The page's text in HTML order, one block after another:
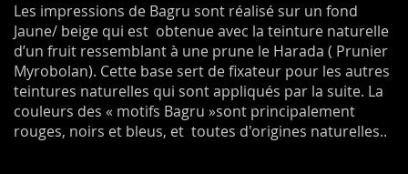
Les impressions de Bagru sont réalisé sur un fond
Jaune/ beige qui est obtenue avec la teinture naturelle
d’un fruit ressemblant à une prune le Harada ( Prunier
Myrobolan). Cette base sert de fixateur pour les autres
teintures naturelles qui sont appliqués par la suite. La
couleurs des « motifs Bagru »sont principalement
rouges, noirs et bleus, et toutes d'origines naturelles..